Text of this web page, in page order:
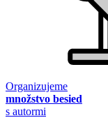
Organizujeme
množstvo besied
s autormi